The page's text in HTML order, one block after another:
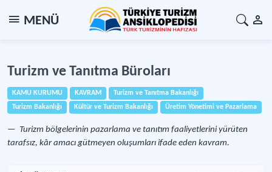
MENÜ
Turizm ve Tanıtma Büroları
KAMU KURUMU KAVRAM
Turizm ve Tanıtma Bakanlığı
Turizm Bakanlığı
Kültür ve Turizm Bakanlığı Üretim Yönetimi ve Pazarlama
Turizm bölgelerinin pazarlama ve tanıtım faaliyetlerini yürüten
tarafsız, kâr amacı gütmeyen oluşumları ifade eden kavram.